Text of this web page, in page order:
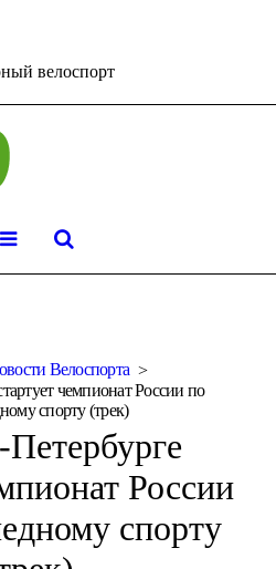
велоспорт
Велоспорта
чемпионат России по
спорту (трек)
России
спорту